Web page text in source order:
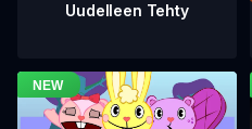
Uudelleen Tehty